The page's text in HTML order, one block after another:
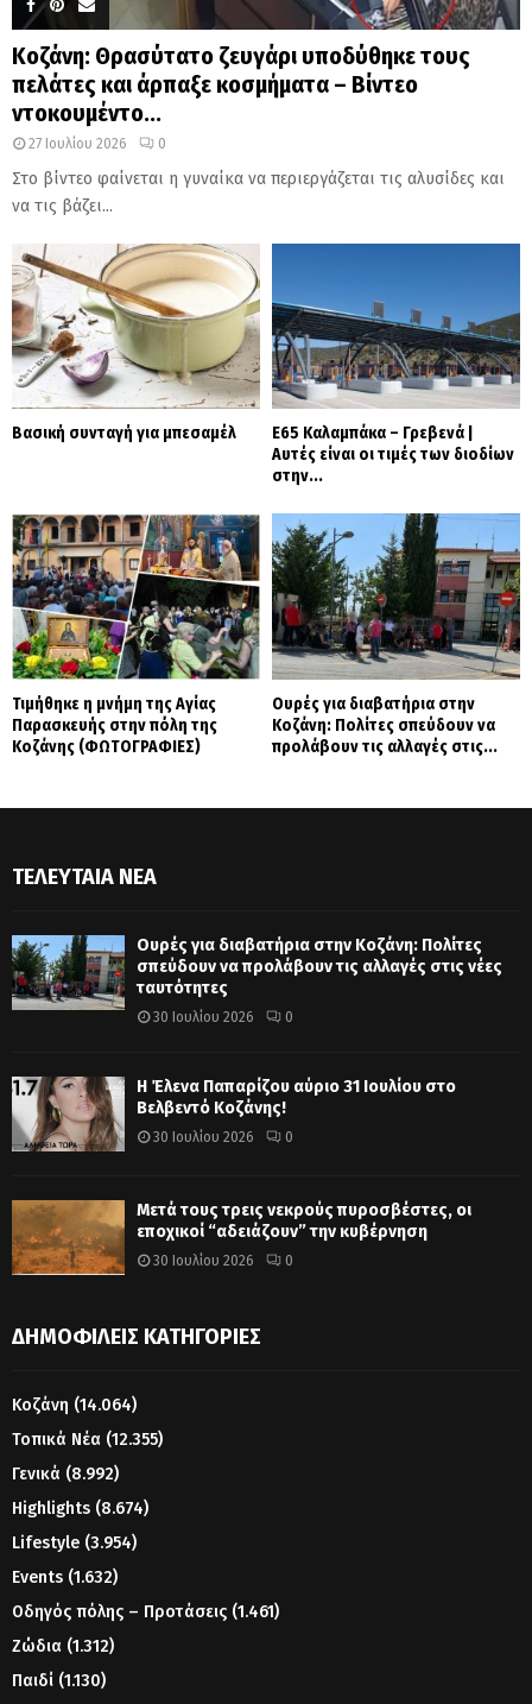
Κοζάνη: Θρασύτατο ζευγάρι υποδύθηκε τους
πελάτες και άρπαξε κοσμήματα – Βίντεο
ντοκουμέντο...
27 Ιουλίου 2026 0
Στο βίντεο φαίνεται η γυναίκα να περιεργάζεται τις αλυσίδες και
να τις βάζει...
Βασική συνταγή για μπεσαμέλ
Ε65 Καλαμπάκα – Γρεβενά |
Αυτές είναι οι τιμές των διοδίων
στην...
Τιμήθηκε η μνήμη της Αγίας
Παρασκευής στην πόλη της
Κοζάνης (ΦΩΤΟΓΡΑΦΙΕΣ)
Ουρές για διαβατήρια στην
Κοζάνη: Πολίτες σπεύδουν να
προλάβουν τις αλλαγές στις...
ΤΕΛΕΥΤΑΊΑ ΝΈΑ
Ουρές για διαβατήρια στην Κοζάνη: Πολίτες
σπεύδουν να προλάβουν τις αλλαγές στις νέες
ταυτότητες
30 Ιουλίου 2026 0
Η Έλενα Παπαρίζου αύριο 31 Ιουλίου στο
Βελβεντό Κοζάνης!
30 Ιουλίου 2026 0
Μετά τους τρεις νεκρούς πυροσβέστες, οι
εποχικοί “αδειάζουν” την κυβέρνηση
30 Ιουλίου 2026 0
ΔΗΜΟΦΙΛΕΊΣ ΚΑΤΗΓΟΡΊΕΣ
Κοζάνη (14.064)
Τοπικά Νέα (12.355)
Γενικά (8.992)
Highlights (8.674)
Lifestyle (3.954)
Events (1.632)
Οδηγός πόλης – Προτάσεις (1.461)
Ζώδια (1.312)
Παιδί (1.130)